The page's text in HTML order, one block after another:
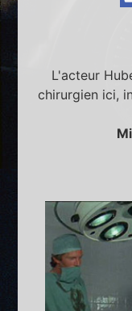
L'acteur
chirurgien ici,